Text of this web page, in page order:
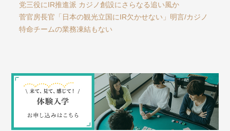
党三役にIR推進派 カジノ創設にさらなる追い風か
菅官房長官「日本の観光立国にIR欠かせない」明言/カジノ
特命チームの業務凍結もない